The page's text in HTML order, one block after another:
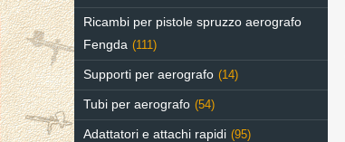
Ricambi per pistole spruzzo aerografo
Fengda (111)
Supporti per aerografo (14)
Tubi per aerografo (54)
Adattatori e attachi rapidi (95)